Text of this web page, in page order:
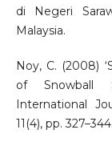
di Negeri
Malaysia.
Noy, C. (2008)
of Snowball
International
11(4), pp.